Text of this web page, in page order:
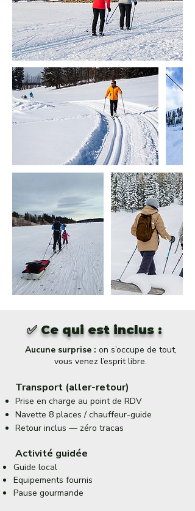
✅ Ce qui est inclus :
Aucune surprise : on s’occupe de tout,
vous venez l’esprit libre.
Transport (aller-retour)
Prise en charge au point de RDV
Navette 8 places / chauffeur-guide
Retour inclus — zéro tracas
Activité guidée
Guide local
Equipements fournis
Pause gourmande